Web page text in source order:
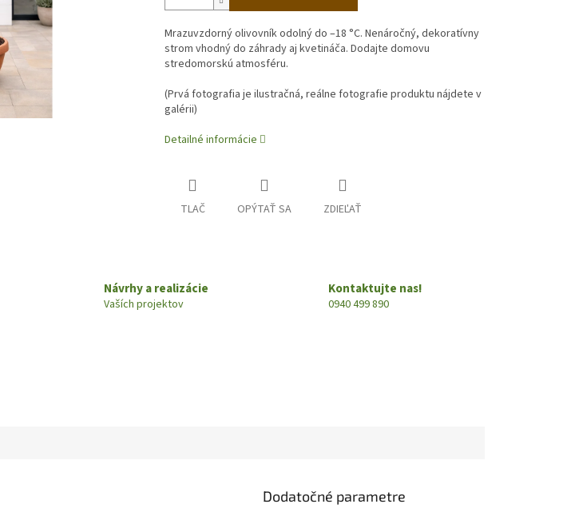
Mrazuvzdorný olivovník odolný do –18 °C. Nenáročný, dekoratívny
strom vhodný do záhrady aj kvetináča. Dodajte domovu
stredomorskú atmosféru.
(Prvá fotografia je ilustračná, reálne fotografie produktu nájdete v
galérii)
Detailné informácie
TLAČ OPÝTAŤ SA ZDIEĽAŤ
Návrhy a realizácie
Vaších projektov
Kontaktujte nas!
0940 499 890
Dodatočné parametre